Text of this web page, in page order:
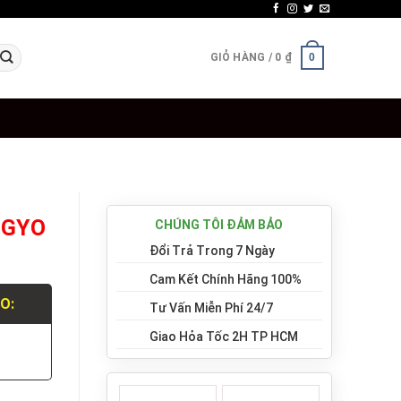
GIỎ HÀNG / 0 ₫ 0
CHÚNG TÔI ĐẢM BẢO
Đổi Trả Trong 7 Ngày
Cam Kết Chính Hãng 100%
Tư Vấn Miễn Phí 24/7
Giao Hỏa Tốc 2H TP HCM